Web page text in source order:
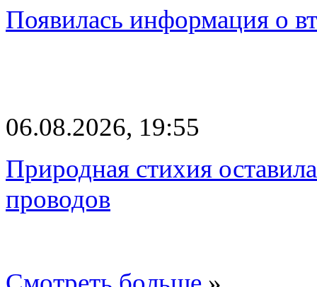
Появилась информация о
06.08.2026, 19:55
Природная стихия
проводов